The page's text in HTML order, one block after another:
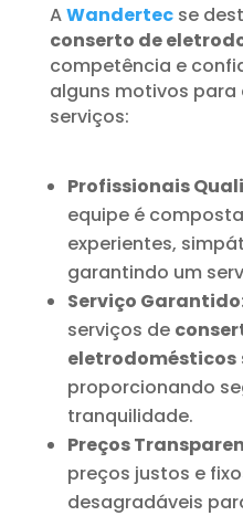
AWandertecse
conserto de
competência e
alguns motivos para
serviços:
Profissionais
equipe é
experientes,
garantindo um
Serviço
serviços de
eletrodomésticos
proporcionando
tranquilidade.
Preços
preços justos e
desagradáveis